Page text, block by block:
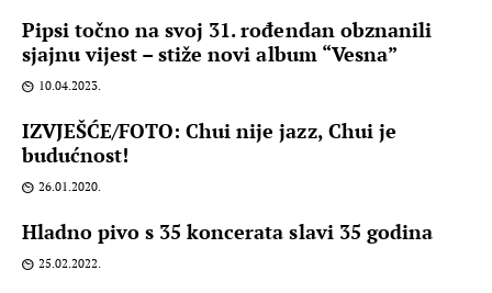
Pipsi točno na svoj 31. rođendan obznanili
sjajnu vijest – stiže novi album “Vesna”
10.04.2023.
IZVJEŠĆE/FOTO: Chui nije jazz, Chui je
budućnost!
26.01.2020.
Hladno pivo s 35 koncerata slavi 35 godina
25.02.2022.